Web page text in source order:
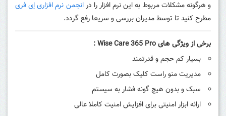
و هرگونه مشکلات مربوط به این نرم افزار را درانجمن نرم افزاری اِی فری
مطرح کنید تا توسط مدیران بررسی و سریعا رفع گردد.
برخی از ویژگی های Wise Care 365 Pro :
بسیار کم حجم و قدرتمند
مدیریت منو راست کلیک بصورت کامل
سبک و بدون هیچ گونه فشار به سیستم
ارائه ابزار امنیتی برای افزایش امنیت کاملا عالی